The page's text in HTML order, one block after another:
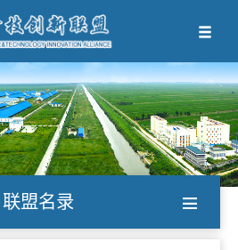
联盟名录